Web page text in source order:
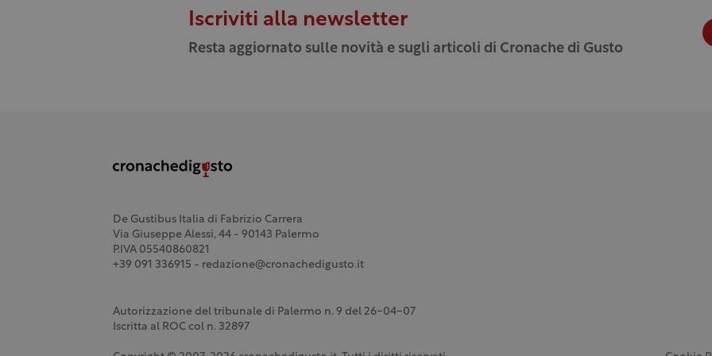
Iscriviti alla newsletter
Resta aggiornato sulle novità e sugli articoli di Cronache di Gusto
De Gustibus Italia di Fabrizio Carrera
Via Giuseppe Alessi, 44 - 90143 Palermo
P.IVA 05540860821
+39 091 336915 - redazione@cronachedigusto.it
Autorizzazione del tribunale di Palermo n. 9 del 26-04-07
Iscritta al ROC col n. 32897